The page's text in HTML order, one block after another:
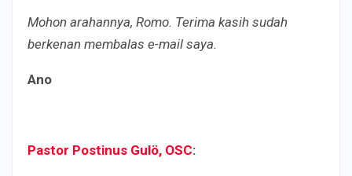
Mohon arahannya, Romo. Terima kasih sudah
berkenan membalas e-mail saya.
Ano
Pastor Postinus Gulö, OSC: